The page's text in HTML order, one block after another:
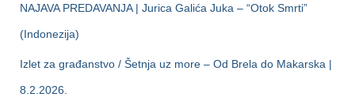
NAJAVA PREDAVANJA | Jurica Galića Juka – “Otok Smrti”
(Indonezija)
Izlet za građanstvo / Šetnja uz more – Od Brela do Makarska |
8.2.2026.